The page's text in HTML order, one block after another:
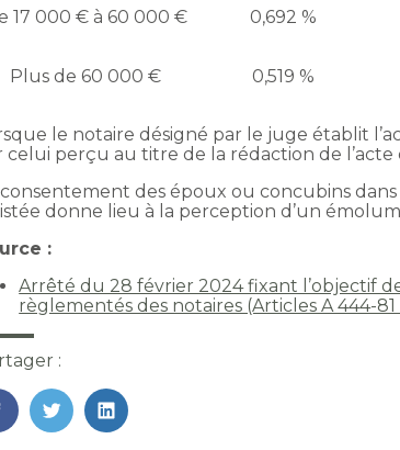
17 000 € à 60 000 € 0,692 %
Plus de 60 000 € 0,519 %
le notaire désigné par le juge établit
celui perçu au titre de la rédaction de l’acte
des époux ou concubins
donne lieu à la perception d’un
:
Arrêté du 28 février 2024 fixant l’objectif
règlementés des notaires (Articles A 444-
:
TwitterLinkedIn